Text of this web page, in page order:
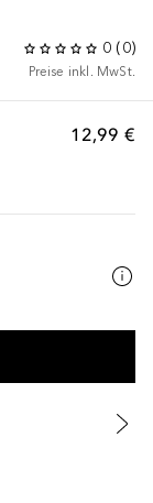
0 (0)
Preise inkl. MwSt.
12,99 €